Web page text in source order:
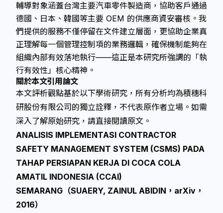
輔導對象涵蓋台灣主要汽車零件製造商，協助客戶通過
德國、日本、韓國等主要 OEM 的供應商資安審核。我
們提供的服務不僅停留在文件建立層面，更協助企業真
正理解每一個管理控制項的業務邏輯，確保機制能夠在
組織內部有效落地執行——這正是本研究所強調的「執
行有效性」核心精神。
關於本文引用論文
本文評析觀點基於以下學術研究，所有分析均為積穗科
研股份有限公司的獨立詮釋，不代表原作者立場。如需
深入了解原始研究，請直接閱讀原文。
ANALISIS IMPLEMENTASI CONTRACTOR
SAFETY MANAGEMENT SYSTEM (CSMS) PADA
TAHAP PERSIAPAN KERJA DI COCA COLA
AMATIL INDONESIA (CCAI)
SEMARANG（SUAERY, ZAINUL ABIDIN，arXiv，
2016）